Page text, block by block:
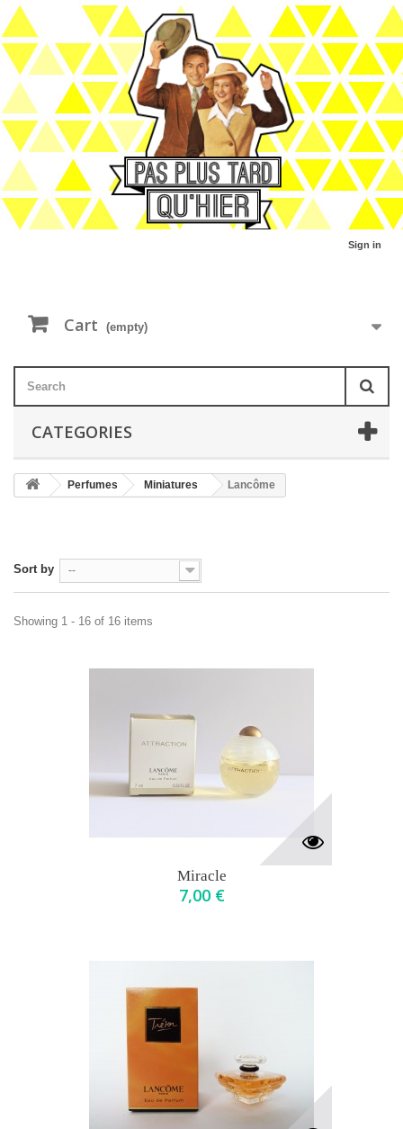
Sign in
Cart (empty)
CATEGORIES
Perfumes Miniatures Lancôme
Sort by --
Showing 1 - 16 of 16 items
Miracle
7,00 €